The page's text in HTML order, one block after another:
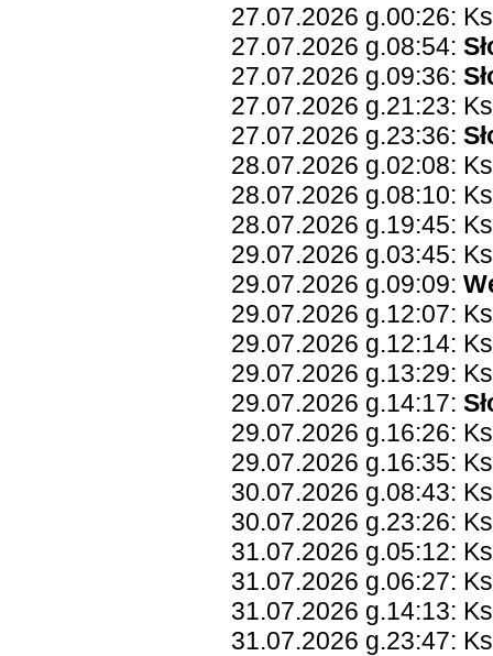
27.07.2026 g.00:26:
27.07.2026 g.08:54:
27.07.2026 g.09:36:
27.07.2026 g.21:23:
27.07.2026 g.23:36:
28.07.2026 g.02:08:
28.07.2026 g.08:10:
28.07.2026 g.19:45:
29.07.2026 g.03:45:
29.07.2026 g.09:09:
29.07.2026 g.12:07:
29.07.2026 g.12:14:
29.07.2026 g.13:29:
29.07.2026 g.14:17:
29.07.2026 g.16:26:
29.07.2026 g.16:35:
30.07.2026 g.08:43:
30.07.2026 g.23:26:
31.07.2026 g.05:12:
31.07.2026 g.06:27:
31.07.2026 g.14:13:
31.07.2026 g.23:47: